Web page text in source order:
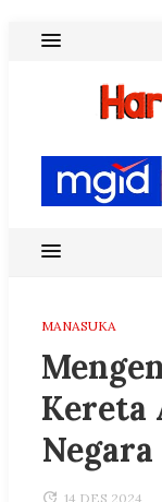
MANASUKA
Kereta
14 DES 2024